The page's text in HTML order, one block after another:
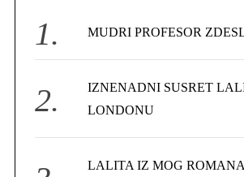
o
MUDRI PROFESOR
IZNENADNI SUSRET
LONDONU
LALITA IZ MOG ROMANA